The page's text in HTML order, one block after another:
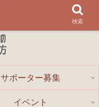
サポーター募集
イベント
検索